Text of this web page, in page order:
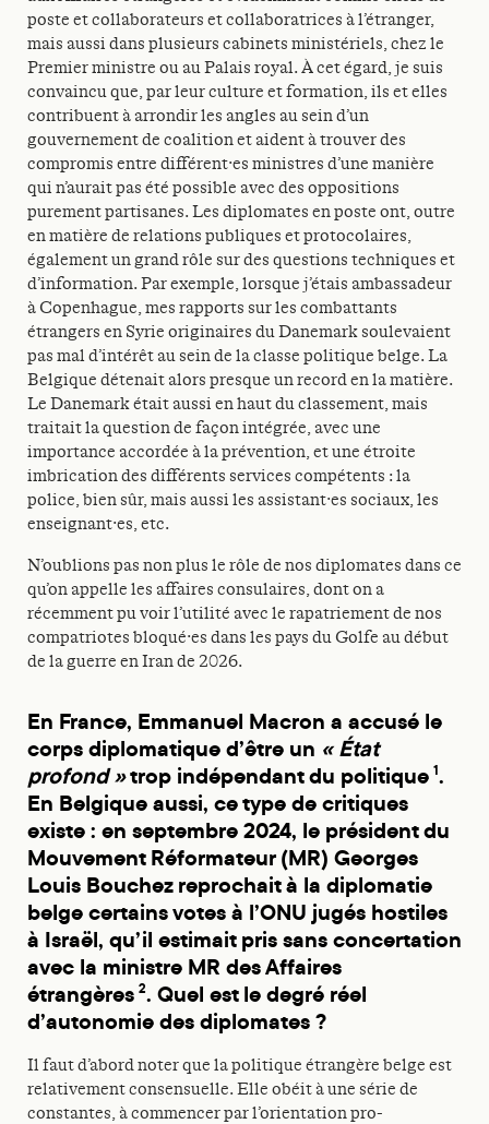
poste et collaborateurs et collaboratrices à l’étranger,
mais aussi dans plusieurs cabinets ministériels, chez le
Premier ministre ou au Palais royal. À cet égard, je suis
convaincu que, par leur culture et formation, ils et elles
contribuent à arrondir les angles au sein d’un
gouvernement de coalition et aident à trouver des
compromis entre différent·es ministres d’une manière
qui n’aurait pas été possible avec des oppositions
purement partisanes. Les diplomates en poste ont, outre
en matière de relations publiques et protocolaires,
également un grand rôle sur des questions techniques et
d’information. Par exemple, lorsque j’étais ambassadeur
à Copenhague, mes rapports sur les combattants
étrangers en Syrie originaires du Danemark soulevaient
pas mal d’intérêt au sein de la classe politique belge. La
Belgique détenait alors presque un record en la matière.
Le Danemark était aussi en haut du classement, mais
traitait la question de façon intégrée, avec une
importance accordée à la prévention, et une étroite
imbrication des différents services compétents : la
police, bien sûr, mais aussi les assistant·es sociaux, les
enseignant·es, etc.
N’oublions pas non plus le rôle de nos diplomates dans ce
qu’on appelle les affaires consulaires, dont on a
récemment pu voir l’utilité avec le rapatriement de nos
compatriotes bloqué·es dans les pays du Golfe au début
de la guerre en Iran de 2026.
En France, Emmanuel Macron a accusé le
corps diplomatique d’être un « État
profond »trop indépendant du politique 1.
En Belgique aussi, ce type de critiques
existe : en septembre 2024, le président du
Mouvement Réformateur (MR) Georges
Louis Bouchez reprochait à la diplomatie
belge certains votes à l’ONU jugés hostiles
à Israël, qu’il estimait pris sans concertation
avec la ministre MR des Affaires
étrangères 2. Quel est le degré réel
d’autonomie des diplomates ?
Il faut d’abord noter que la politique étrangère belge est
relativement consensuelle. Elle obéit à une série de
constantes, à commencer par l’orientation pro-